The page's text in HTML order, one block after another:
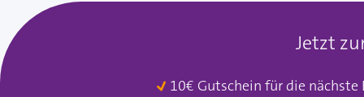
Jetzt
10€ Gutschein für die